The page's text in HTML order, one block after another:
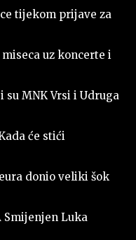
tijekom prijave za
miseca uz koncerte i
su MNK Vrsi i Udruga
će stići
donio veliki šok
Smijenjen Luka